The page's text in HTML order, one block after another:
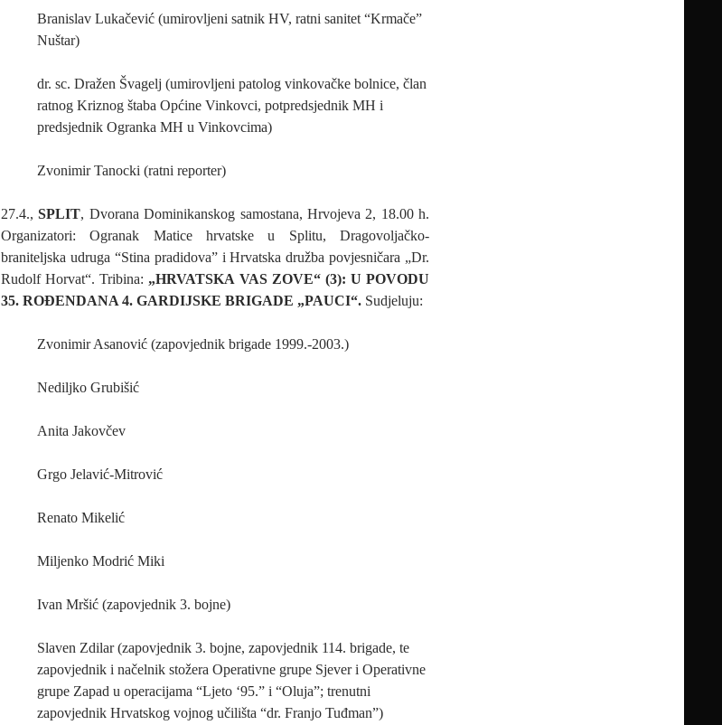
Branislav Lukačević (umirovljeni satnik HV, ratni sanitet “Krmače”
Nuštar)
dr. sc. Dražen Švagelj (umirovljeni patolog vinkovačke bolnice, član
ratnog Kriznog štaba Općine Vinkovci, potpredsjednik MH i
predsjednik Ogranka MH u Vinkovcima)
Zvonimir Tanocki (ratni reporter)
27.4.,SPLIT, Dvorana Dominikanskog samostana, Hrvojeva 2, 18.00 h.
Organizatori: Ogranak Matice hrvatske u Splitu, Dragovoljačko-
braniteljska udruga “Stina pradidova” i Hrvatska družba povjesničara „Dr.
Rudolf Horvat“. Tribina: „HRVATSKA VAS ZOVE“ (3): U POVODU
35. ROĐENDANA 4. GARDIJSKE BRIGADE „PAUCI“. Sudjeluju:
Zvonimir Asanović (zapovjednik brigade 1999.-2003.)
Nediljko Grubišić
Anita Jakovčev
Grgo Jelavić-Mitrović
Renato Mikelić
Miljenko Modrić Miki
Ivan Mršić (zapovjednik 3. bojne)
Slaven Zdilar (zapovjednik 3. bojne, zapovjednik 114. brigade, te
zapovjednik i načelnik stožera Operativne grupe Sjever i Operativne
grupe Zapad u operacijama “Ljeto ‘95.” i “Oluja”; trenutni
zapovjednik Hrvatskog vojnog učilišta “dr. Franjo Tuđman”)